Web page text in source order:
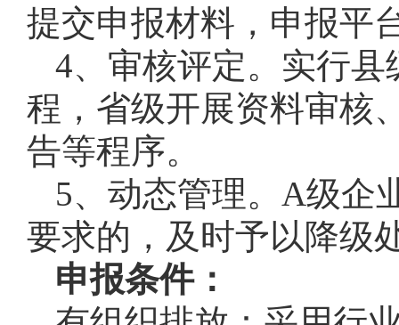
提交申报材料，申报平
4、审核评定。实行
程，省级开展资料审核
告等程序。
5、动态管理。A级企
要求的，及时予以降级
申报条件：